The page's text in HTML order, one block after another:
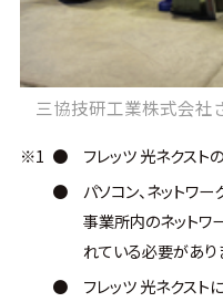
三協技研工業株式会社
※1 ●
フレッツ 光ネクスト
●
パソコン、ネットワ
事業所内のネットワ
れている必要があり
●
フレッツ 光ネクス